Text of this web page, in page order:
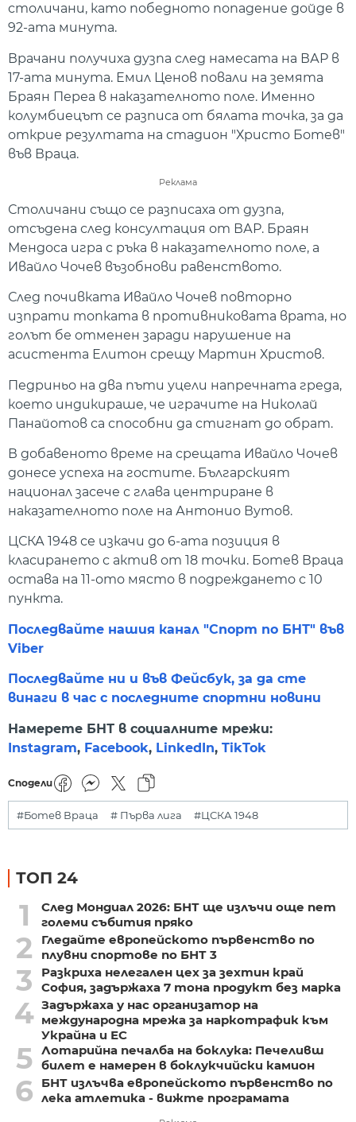
столичани, като победното попадение дойде в
92-ата минута.
Врачани получиха дузпа след намесата на ВАР в
17-ата минута. Емил Ценов повали на земята
Браян Переа в наказателното поле. Именно
колумбиецът се разписа от бялата точка, за да
открие резултата на стадион "Христо Ботев"
във Враца.
Реклама
Столичани също се разписаха от дузпа,
отсъдена след консултация от ВАР. Браян
Мендоса игра с ръка в наказателното поле, а
Ивайло Чочев възобнови равенството.
След почивката Ивайло Чочев повторно
изпрати топката в противниковата врата, но
голът бе отменен заради нарушение на
асистента Елитон срещу Мартин Христов.
Педриньо на два пъти уцели напречната греда,
което индикираше, че играчите на Николай
Панайотов са способни да стигнат до обрат.
В добавеното време на срещата Ивайло Чочев
донесе успеха на гостите. Българският
национал засече с глава центриране в
наказателното поле на Антонио Вутов.
ЦСКА 1948 се изкачи до 6-ата позиция в
класирането с актив от 18 точки. Ботев Враца
остава на 11-ото място в подреждането с 10
пункта.
Последвайте нашия канал "Спорт по БНТ" във
Viber
Последвайте ни и във Фейсбук, за да сте
винаги в час с последните спортни новини
Намерете БНТ в социалните мрежи:
Instagram, Facebook, LinkedIn, TikTok
Сподели
#Ботев Враца # Първа лига #ЦСКА 1948
ТОП 24
1
След Мондиал 2026: БНТ ще излъчи още пет
големи събития пряко
2
Гледайте европейското първенство по
плувни спортове по БНТ 3
3
Разкриха нелегален цех за зехтин край
София, задържаха 7 тона продукт без марка
4 Задържаха у нас организатор на
международна мрежа за наркотрафик към
Украйна и ЕС
5 Лотарийна печалба на боклука: Печеливш
билет е намерен в боклукчийски камион
6
БНТ излъчва европейското първенство по
лека атлетика - вижте програмата